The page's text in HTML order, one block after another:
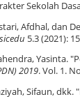
Sekolah
Afdhal, dan
5.3 (2021):
Yasinta.
2019. Vol. 1.
Sifaun, dkk.